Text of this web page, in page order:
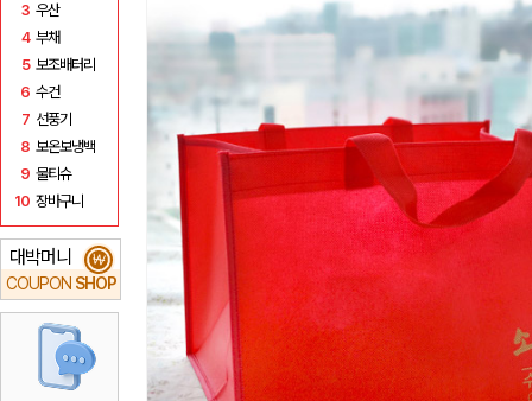
3 우산
4 부채
5 보조배터리
6 수건
7 선풍기
8 보온보냉백
9 물티슈
10 장바구니
대박머니
COUPON SHOP
₩